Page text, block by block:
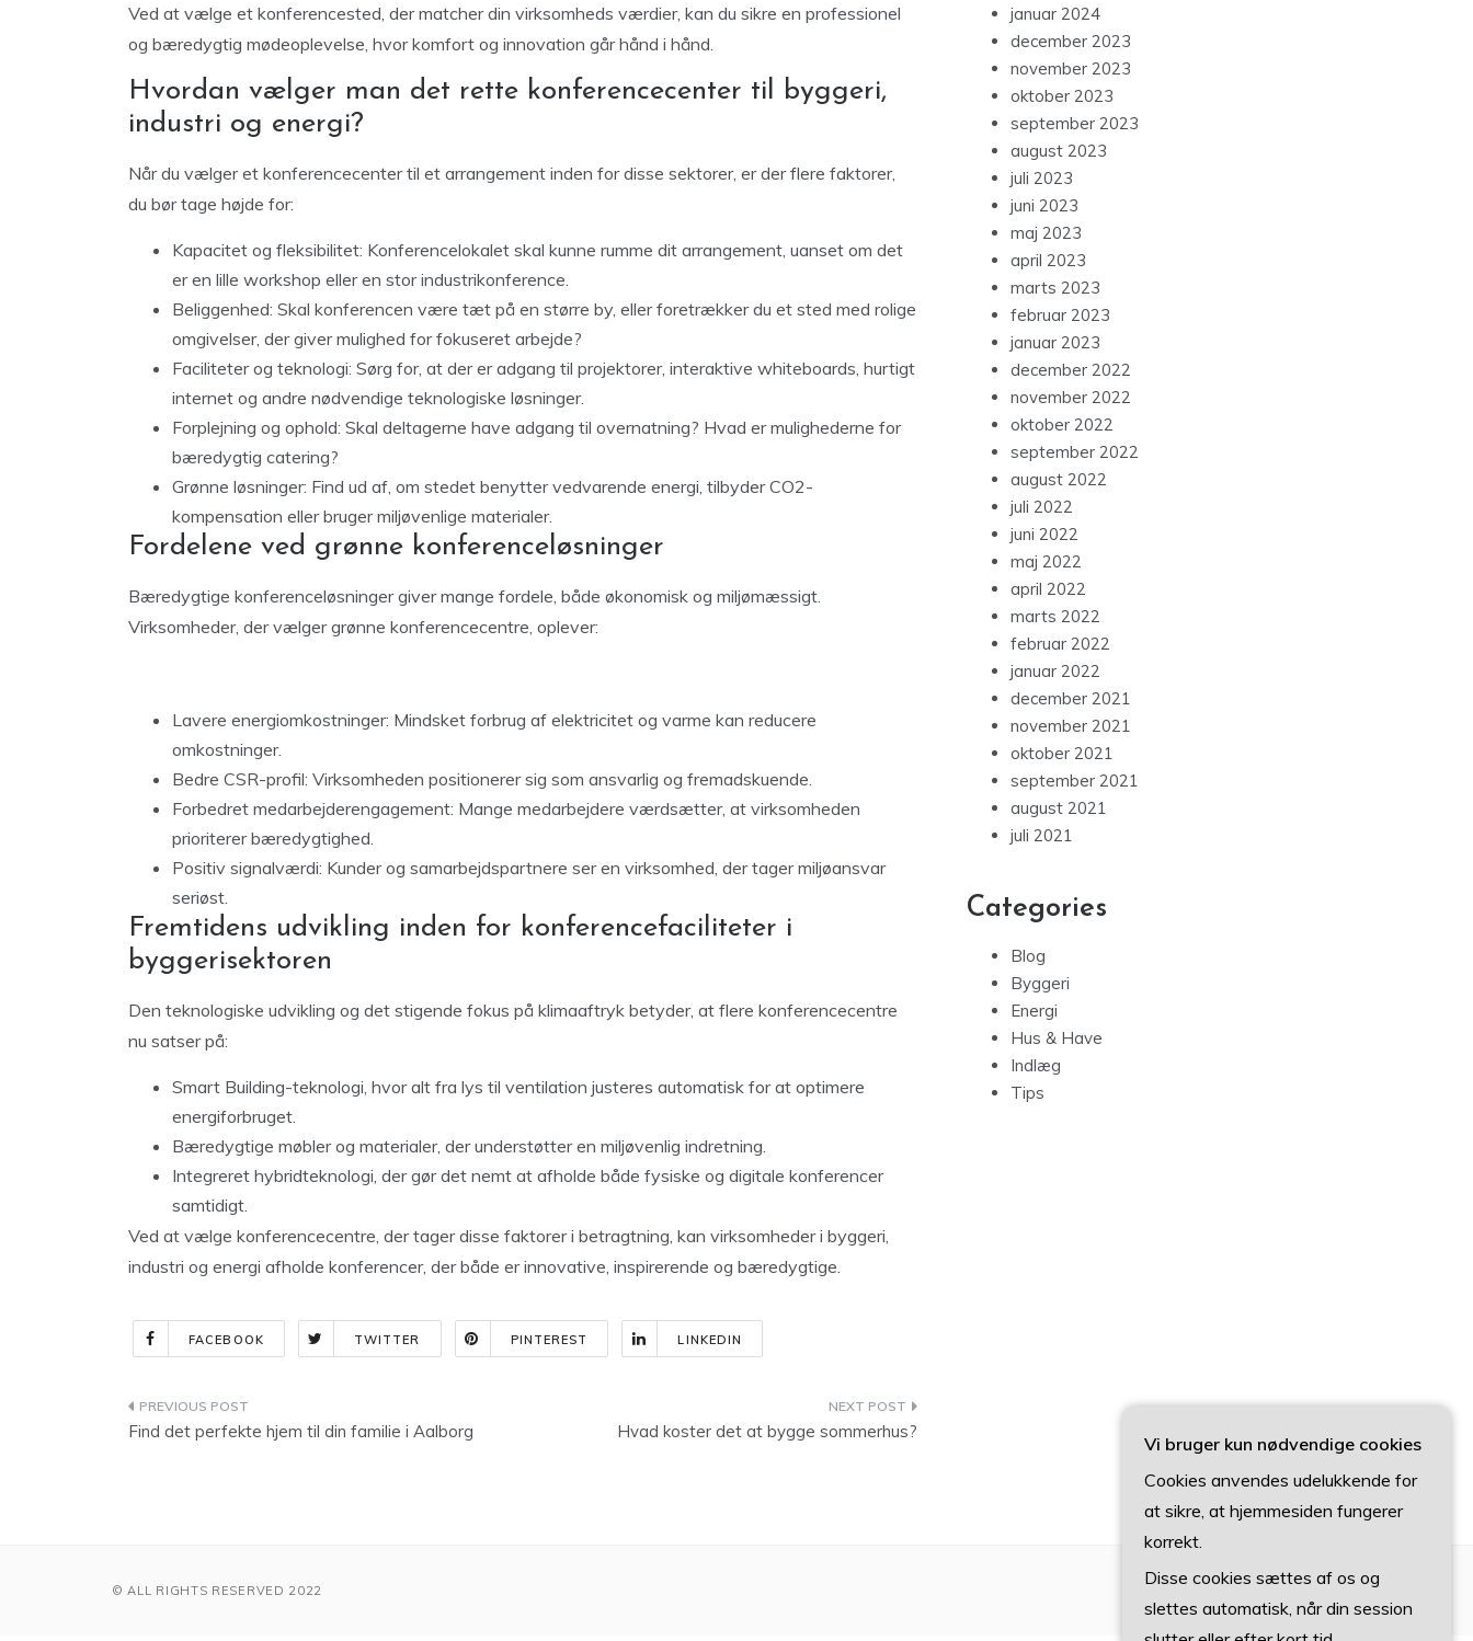
Ved at vælge et konferencested, der matcher din virksomheds værdier, kan du sikre en professionel
og bæredygtig mødeoplevelse, hvor komfort og innovation går hånd i hånd.
Hvordan vælger man det rette konferencecenter til byggeri,
industri og energi?
Når du vælger et konferencecenter til et arrangement inden for disse sektorer, er der flere faktorer,
du bør tage højde for:
Kapacitet og fleksibilitet: Konferencelokalet skal kunne rumme dit arrangement, uanset om det
er en lille workshop eller en stor industrikonference.
Beliggenhed: Skal konferencen være tæt på en større by, eller foretrækker du et sted med rolige
omgivelser, der giver mulighed for fokuseret arbejde?
Faciliteter og teknologi: Sørg for, at der er adgang til projektorer, interaktive whiteboards, hurtigt
internet og andre nødvendige teknologiske løsninger.
Forplejning og ophold: Skal deltagerne have adgang til overnatning? Hvad er mulighederne for
bæredygtig catering?
Grønne løsninger: Find ud af, om stedet benytter vedvarende energi, tilbyder CO2-
kompensation eller bruger miljøvenlige materialer.
Fordelene ved grønne konferenceløsninger
Bæredygtige konferenceløsninger giver mange fordele, både økonomisk og miljømæssigt.
Virksomheder, der vælger grønne konferencecentre, oplever:
Lavere energiomkostninger: Mindsket forbrug af elektricitet og varme kan reducere
omkostninger.
Bedre CSR-profil: Virksomheden positionerer sig som ansvarlig og fremadskuende.
Forbedret medarbejderengagement: Mange medarbejdere værdsætter, at virksomheden
prioriterer bæredygtighed.
Positiv signalværdi: Kunder og samarbejdspartnere ser en virksomhed, der tager miljøansvar
seriøst.
Fremtidens udvikling inden for konferencefaciliteter i
byggerisektoren
Den teknologiske udvikling og det stigende fokus på klimaaftryk betyder, at flere konferencecentre
nu satser på:
Smart Building-teknologi, hvor alt fra lys til ventilation justeres automatisk for at optimere
energiforbruget.
Bæredygtige møbler og materialer, der understøtter en miljøvenlig indretning.
Integreret hybridteknologi, der gør det nemt at afholde både fysiske og digitale konferencer
samtidigt.
Ved at vælge konferencecentre, der tager disse faktorer i betragtning, kan virksomheder i byggeri,
industri og energi afholde konferencer, der både er innovative, inspirerende og bæredygtige.
FACEBOOK TWITTER PINTEREST LINKEDIN
Indlægsnavigation
Find det perfekte hjem til din familie i Aalborg Hvad koster det at bygge sommerhus?
januar 2024
december 2023
november 2023
oktober 2023
september 2023
august 2023
juli 2023
juni 2023
maj 2023
april 2023
marts 2023
februar 2023
januar 2023
december 2022
november 2022
oktober 2022
september 2022
august 2022
juli 2022
juni 2022
maj 2022
april 2022
marts 2022
februar 2022
januar 2022
december 2021
november 2021
oktober 2021
september 2021
august 2021
juli 2021
Categories
Blog
Byggeri
Energi
Hus & Have
Indlæg
Tips
© ALL RIGHTS RESERVED 2022
Vi bruger kun nødvendige cookies
Cookies anvendes udelukkende for
at sikre, at hjemmesiden fungerer
korrekt.
Disse cookies sættes af os og
slettes automatisk, når din session